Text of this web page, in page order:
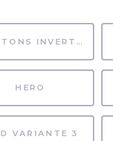
BUTTONS INVERTIERT
HERO
VARIANTE 3